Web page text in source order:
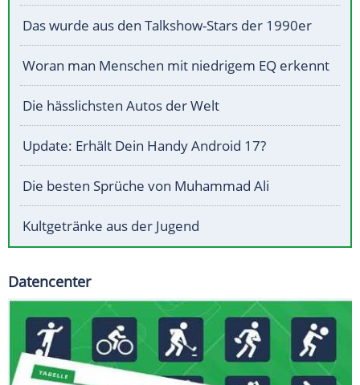
Das wurde aus den Talkshow-Stars der 1990er
Woran man Menschen mit niedrigem EQ erkennt
Die hässlichsten Autos der Welt
Update: Erhält Dein Handy Android 17?
Die besten Sprüche von Muhammad Ali
Kultgetränke aus der Jugend
Datencenter